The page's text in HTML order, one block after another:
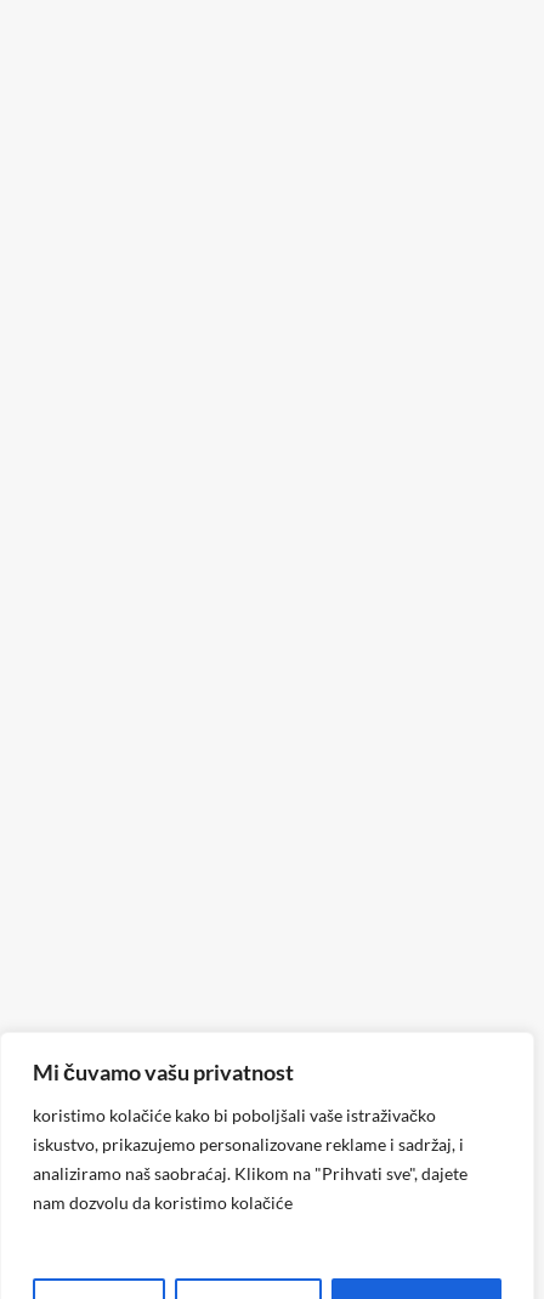
Mi čuvamo vašu privatnost
koristimo kolačiće kako bi poboljšali vaše istraživačko
iskustvo, prikazujemo personalizovane reklame i sadržaj, i
analiziramo naš saobraćaj. Klikom na "Prihvati sve", dajete
nam dozvolu da koristimo kolačiće